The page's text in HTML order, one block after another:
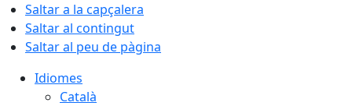
Saltar a la capçalera
Saltar al contingut
Saltar al peu de pàgina
Idiomes
Català